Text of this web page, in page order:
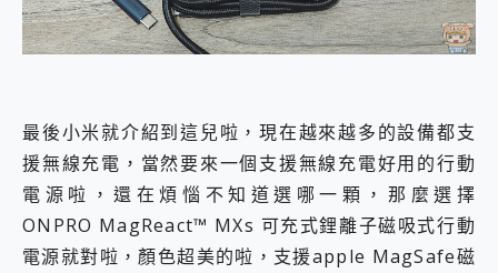
最後小米就介紹到這兒啦，現在越來越多的設備都支
援無線充電，當然要來一個支援無線充電好用的行動
電源啦，還在煩惱不知道選哪一顆，那麼選擇
ONPRO MagReact™ MXs 可充式鋰離子磁吸式行動
電源就對啦，顏色超美的啦，支援apple MagSafe磁